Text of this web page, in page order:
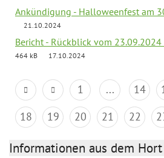
Ankündigung - Halloweenfest am
21.10.2024
Bericht - Rückblick vom
464 kB
17.10.2024
1 ... 14
18
19 20 21 22
Informationen aus dem